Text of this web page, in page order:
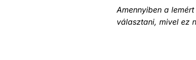
Amennyiben a
választani, mivel ez